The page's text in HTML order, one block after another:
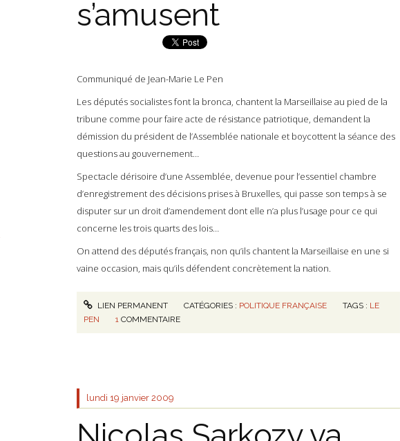
s’amusent
Communiqué de Jean-Marie Le Pen
Les députés socialistes font la bronca, chantent la Marseillaise au pied de la
tribune comme pour faire acte de résistance patriotique, demandent la
démission du président de l’Assemblée nationale et boycottent la séance des
questions au gouvernement…
Spectacle dérisoire d’une Assemblée, devenue pour l’essentiel chambre
d’enregistrement des décisions prises à Bruxelles, qui passe son temps à se
disputer sur un droit d’amendement dont elle n’a plus l’usage pour ce qui
concerne les trois quarts des lois…
On attend des députés français, non qu’ils chantent la Marseillaise en une si
vaine occasion, mais qu’ils défendent concrètement la nation.
LIEN PERMANENT CATÉGORIES : POLITIQUE FRANÇAISE TAGS : LE
PEN
1 COMMENTAIRE
lundi 19 janvier 2009